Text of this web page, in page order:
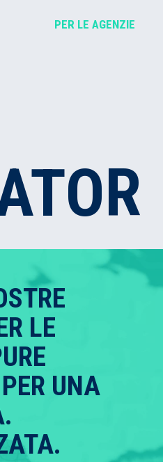
PER LE AGENZIE
LE
UNA